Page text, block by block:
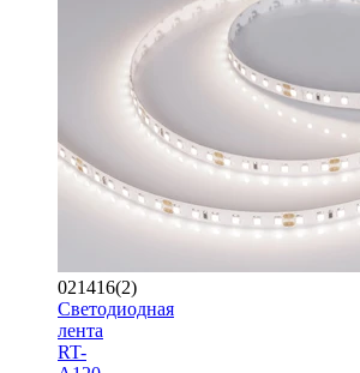
021416(2)
Светодиодная
лента
RT-